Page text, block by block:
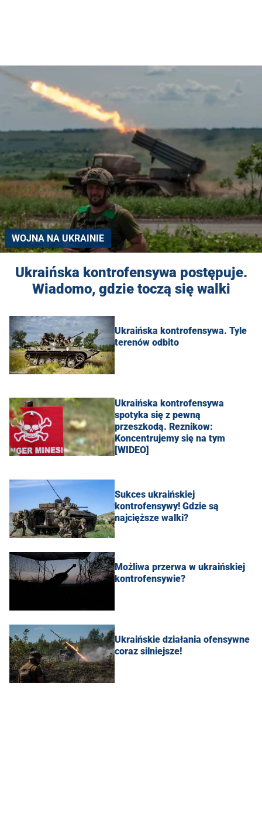
WOJNA NA UKRAINIE
Ukraińska kontrofensywa postępuje.
Wiadomo, gdzie toczą się walki
Ukraińska kontrofensywa. Tyle
terenów odbito
Ukraińska kontrofensywa
spotyka się z pewną
przeszkodą. Reznikow:
Koncentrujemy się na tym
[WIDEO]
Sukces ukraińskiej
kontrofensywy! Gdzie są
najcięższe walki?
Możliwa przerwa w ukraińskiej
kontrofensywie?
Ukraińskie działania ofensywne
coraz silniejsze!